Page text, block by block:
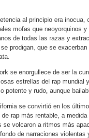
al principio era inocua,
mofas que neoyorquinos y
de todas las razas y
prodigan, que se exacerban
se enorgullece de ser la
estrellas del rap mundial
potente y rudo, aunque
se convirtió en los
de rap más rentable, a medida
se volcaron a ritmos más
de narraciones violentas